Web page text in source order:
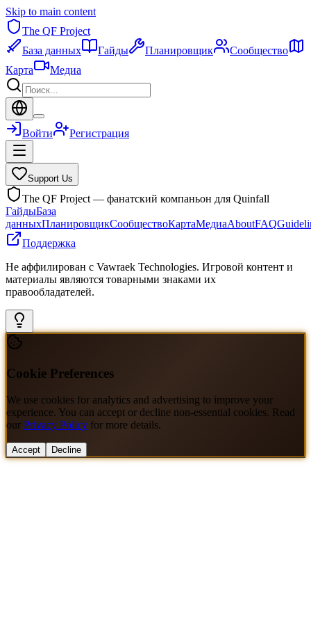
Skip to main content
The QF Project
База данных
Гайды Планировщик
Сообщество
Карта
Медиа
Войти Регистрация
Support Us
The QF Project — фанатский компаньон для Quinfall
ГайдыБаза
данныхПланировщикСообществоКартаМедиаAboutFAQ
Поддержка
Не аффилирован с Vawraek Technologies. Игровой контент и
материалы являются товарными знаками их
правообладателей.
Cookie Preferences
We use cookies for analytics and advertising to improve your
experience. You can accept or decline non-essential cookies. Read
our Privacy Policy for more details.
Accept Decline